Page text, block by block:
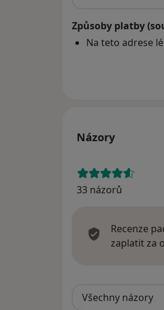
Způsoby platby
Na teto adrese
Názory
33 názorů
Recenze
zaplatit za